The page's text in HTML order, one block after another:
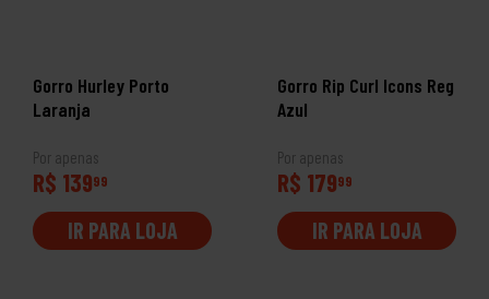
Gorro Hurley Porto
Laranja
Por apenas
R$ 13999
IR PARA LOJA
Gorro Rip Curl Icons Reg
Azul
Por apenas
R$ 17999
IR PARA LOJA